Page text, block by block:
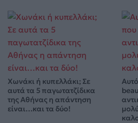
Χωνάκι ή κυπελλάκι; Σε
αυτά τα 5 παγωτατζίδικα
της Αθήνας η απάντηση
είναι…και τα δύο!